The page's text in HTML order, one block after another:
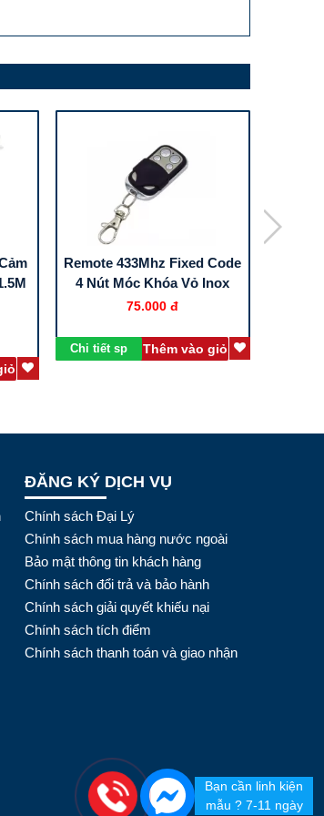
Remote 433Mhz Fixed Code
4 Nút Móc Khóa Vỏ Inox
75.000 đ
Chi tiết sp Thêm vào giỏ
ĐĂNG KÝ DỊCH VỤ
Chính sách Đại Lý
Chính sách mua hàng nước ngoài
Bảo mật thông tin khách hàng
Chính sách đổi trả và bảo hành
Chính sách giải quyết khiếu nại
Chính sách tích điểm
Chính sách thanh toán và giao nhận
Bạn cần linh kiện
mẫu ? 7-11 ngày